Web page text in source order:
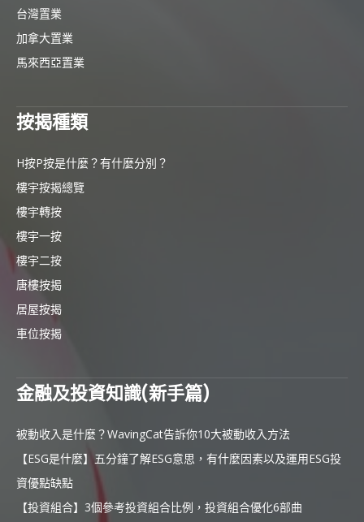
台灣置業
加拿大置業
馬來西亞置業
按揭種類
H按P按是什麼？有什麼分別？
樓宇按揭總覽
樓宇轉按
樓宇一按
樓宇二按
唐樓按揭
居屋按揭
車位按揭
金融及投資知識(新手篇)
被動收入是什麼？WavingCat告訴你10大被動收入方法
【ESG是什麼】五分鐘了解ESG意思，有什麼因素以及運用ESG投
資優點缺點
【投資組合】3個參考投資組合比例，投資組合優化6部曲